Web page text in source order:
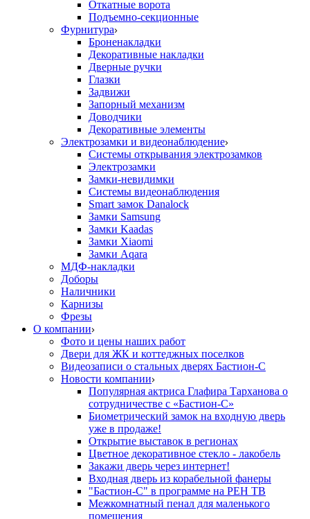
Откатные ворота
Подъемно-секционные
Фурнитура
Броненакладки
Декоративные накладки
Дверные ручки
Глазки
Задвижи
Запорный механизм
Доводчики
Декоративные элементы
Электрозамки и видеонаблюдение
Системы открывания электрозамков
Электрозамки
Замки-невидимки
Системы видеонаблюдения
Smart замок Danalock
Замки Samsung
Замки Kaadas
Замки Xiaomi
Замки Aqara
МДФ-накладки
Доборы
Наличники
Карнизы
Фрезы
О компании
Фото и цены наших работ
Двери для ЖК и коттеджных поселков
Видеозаписи о стальных дверях Бастион-С
Новости компании
Популярная актриса Глафира Тарханова о
сотрудничестве с «Бастион-С»
Биометрический замок на входную дверь
уже в продаже!
Открытие выставок в регионах
Цветное декоративное стекло - лакобель
Закажи дверь через интернет!
Входная дверь из корабельной фанеры
"Бастион-С" в программе на РЕН ТВ
Межкомнатный пенал для маленького
помещения